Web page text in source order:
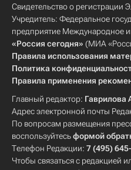
Свидетельство о
Учредитель: Федеральное
предприятие Международное
«Россия сегодня» (МИА
Правила использования
Политика
Правила применения
Главный редактор: Гаврилова
Адрес электронной почты
По вопросам размещения
воспользуйтесьформой
Телефон Редакции: 7 (495)
Чтобы связаться с редакцией